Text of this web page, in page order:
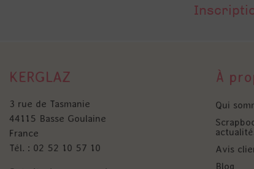
KERGLAZ
3 rue de Tasmanie
44115 Basse Goulaine
France
Tél. : 02 52 10 57 10
À
Qui
Avis
Blog